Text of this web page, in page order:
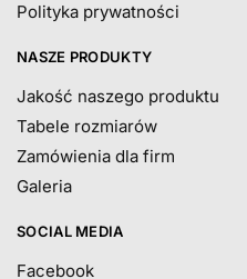
Polityka prywatności
NASZE PRODUKTY
Jakość naszego produktu
Tabele rozmiarów
Zamówienia dla firm
Galeria
SOCIAL MEDIA
Facebook